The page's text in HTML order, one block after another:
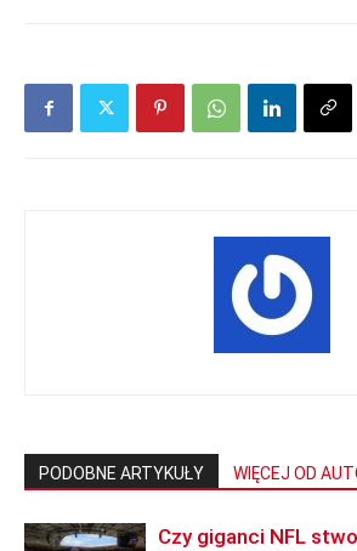
PODOBNE ARTYKUŁY WIĘCEJ OD
Czy giganci NFL